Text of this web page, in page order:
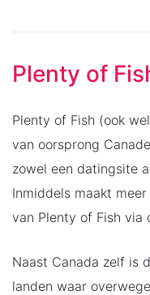
Plenty of
Plenty of Fish (ook
van oorsprong
zowel een datingsite
Inmiddels maakt
van Plenty of Fish via
Naast Canada zelf is
landen waar